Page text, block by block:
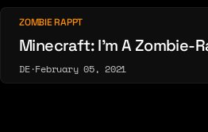
ZOMBIE RAPPT
Minecraft: I’m A Zombie-
DE·February 05, 2021